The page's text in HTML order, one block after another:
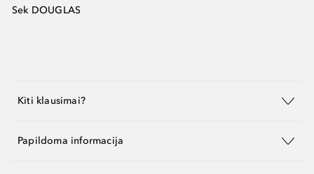
Sek DOUGLAS
Kiti klausimai?
Papildoma informacija